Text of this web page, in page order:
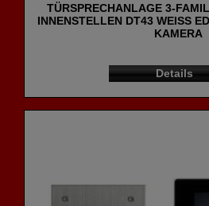
TÜRSPRECHANLAGE 3-
INNENSTELLEN DT43 WEISS
KAMERA
Details